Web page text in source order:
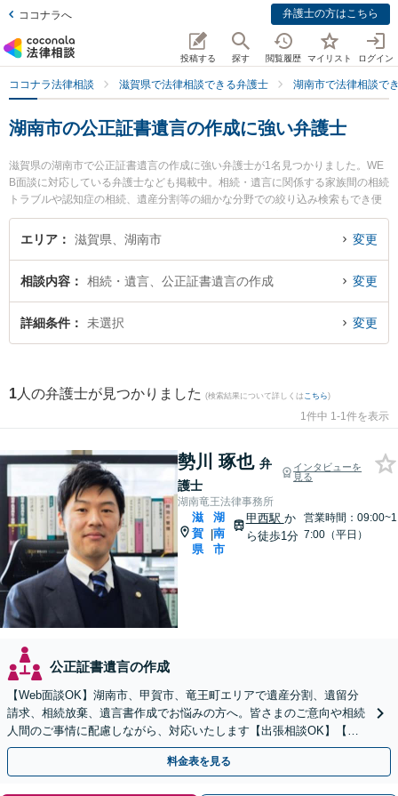
ココナラへ 弁護士の方はこちら
投稿する 探す 閲覧履歴 マイリスト ログイン
ココナラ法律相談 滋賀県で法律相談できる弁護士 湖南市で法律相談で
湖南市の公正証書遺言の作成に強い弁護士
滋賀県の湖南市で公正証書遺言の作成に強い弁護士が1名見つかりました。WE
B面談に対応している弁護士なども掲載中。相続・遺言に関係する家族間の相続
トラブルや認知症の相続、遺産分割等の細かな分野での絞り込み検索もでき便
利です。特に湖南竜王法律事務所の勢川 琢也弁護士のプロフィール情報や弁護
士費用、強みなどが注目されています。『湖南市で土日や夜間に発生した公正
証書遺言の作成のトラブルを今すぐに弁護士に相談したい』『公正証書遺言の
で公正証書遺言の作成を法律相談できる湖南市内の弁護士に相談予約したい』
などでお困りの相談者さんにおすすめです。
エリア 滋賀県、湖南市 変更
相談内容 相続・遺言、公正証書遺言の作成 変更
詳細条件 未選択 変更
1 人の弁護士が見つかりました (検索結果について詳しくは こちら)
1件中 1-1件を表示
勢川 琢也 弁
護士
インタビューを
見る
湖南竜王法律事務所
滋
賀
県
|
湖
南
市
甲西駅 か
ら徒歩1分
営業時間：09:00~1
7:00（平日）
公正証書遺言の作成
【Web面談OK】湖南市、甲賀市、竜王町エリアで遺産分割、遺留分
請求、相続放棄、遺言書作成でお悩みの方へ。皆さまのご意向や相続
人間のご事情に配慮しながら、対応いたします【出張相談OK】【甲
西駅1分】
料金表を見る